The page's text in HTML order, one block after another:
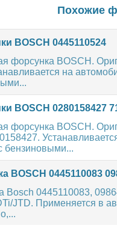
Похожие
BOSCH 0445110524
форсунка BOSCH.
на
BOSCH 0280158427
форсунка BOSCH.
бензиновыми...
BOSCH 0445110083
Bosch 0445110083,
JTD. Применяется в